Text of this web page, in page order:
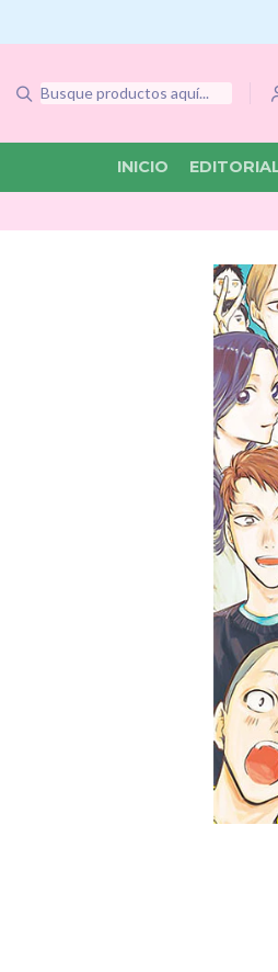
INICIO